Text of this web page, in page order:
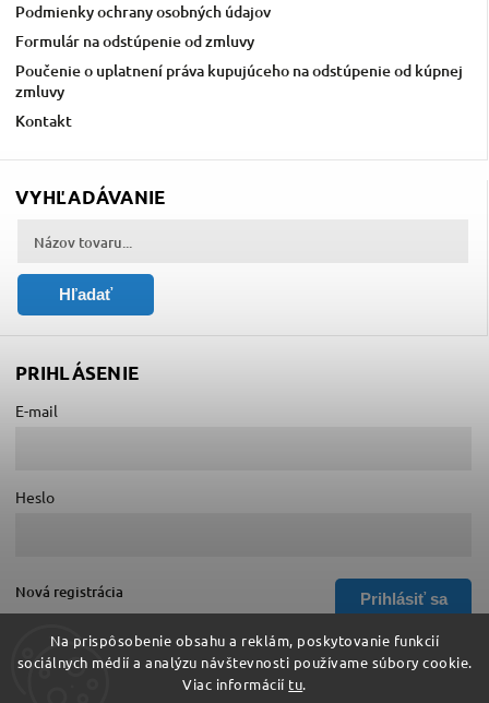
Na prispôsobenie obsahu a reklám, poskytovanie funkcií
sociálnych médií a analýzu návštevnosti používame súbory cookie.
Viac informácií tu.
Podmienky ochrany osobných údajov
Formulár na odstúpenie od zmluvy
Poučenie o uplatnení práva kupujúceho na odstúpenie od kúpnej
zmluvy
Kontakt
VYHĽADÁVANIE
Hľadať
PRIHLÁSENIE
E-mail
Heslo
Prihlásiť sa
Nová registrácia
Zabudnuté heslo